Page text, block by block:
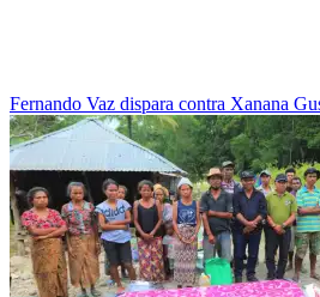
Fernando Vaz dispara contra Xanana